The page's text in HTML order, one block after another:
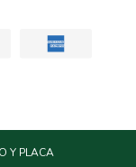
Y PLACA